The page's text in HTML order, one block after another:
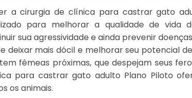
a cirurgia de clínica para castrar gato
para melhorar a qualidade de vida
sua agressividade e ainda prevenir
deixar mais dócil e melhorar seu potencial
fêmeas próximas, que despejam seus
para castrar gato adulto Plano Piloto
os animais.